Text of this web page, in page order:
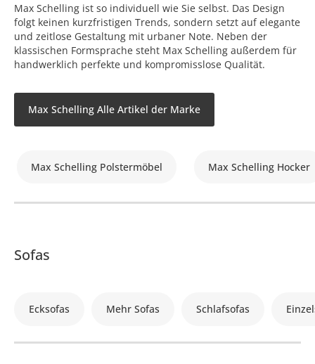
Max Schelling ist so individuell wie Sie selbst. Das Design
folgt keinen kurzfristigen Trends, sondern setzt auf elegante
und zeitlose Gestaltung mit urbaner Note. Neben der
klassischen Formsprache steht Max Schelling außerdem für
handwerklich perfekte und kompromisslose Qualität.
Max Schelling Alle Artikel der Marke
Max Schelling Polstermöbel Max Schelling Hocker
Sofas
Ecksofas Mehr Sofas Schlafsofas